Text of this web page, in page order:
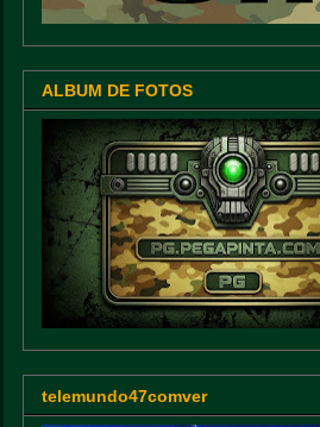
ALBUM DE FOTOS
telemundo47comver